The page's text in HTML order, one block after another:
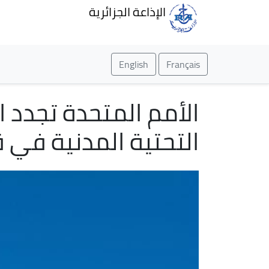
الإذاعة الجزائرية
Français
English
الأمم المتحدة
التحتية المدنية